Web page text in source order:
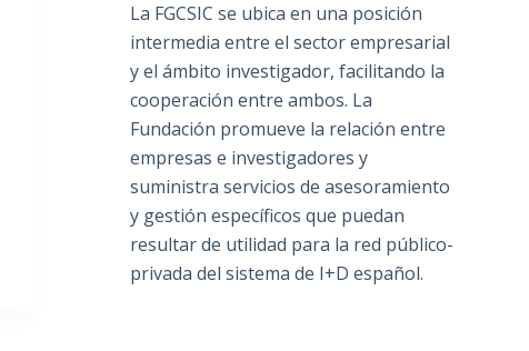
La FGCSIC se ubica en una posición
intermedia entre el sector empresarial
y el ámbito investigador, facilitando la
cooperación entre ambos. La
Fundación promueve la relación entre
empresas e investigadores y
suministra servicios de asesoramiento
y gestión específicos que puedan
resultar de utilidad para la red público-
privada del sistema de I+D español.